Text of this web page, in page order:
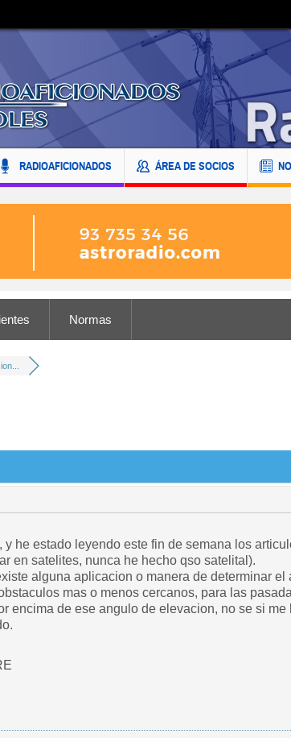
RADIOAFICIONADOS ÁREA DE SOCIOS
Normas
y he estado leyendo este fin de semana los
en satelites, nunca he hecho qso satelital).
alguna aplicacion o manera de determinar
mas o menos cercanos, para las
encima de ese angulo de elevacion, no se si me